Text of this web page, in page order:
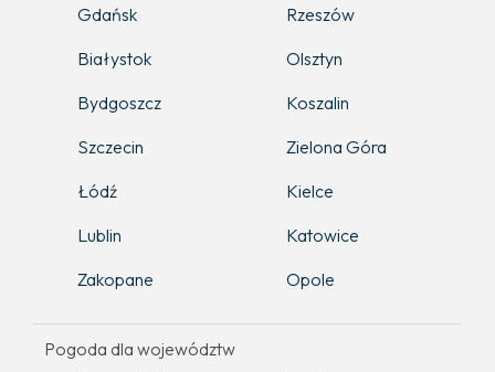
Gdańsk
Rzeszów
Białystok
Olsztyn
Bydgoszcz
Koszalin
Szczecin
Zielona Góra
Łódź
Kielce
Lublin
Katowice
Zakopane
Opole
Pogoda dla województw